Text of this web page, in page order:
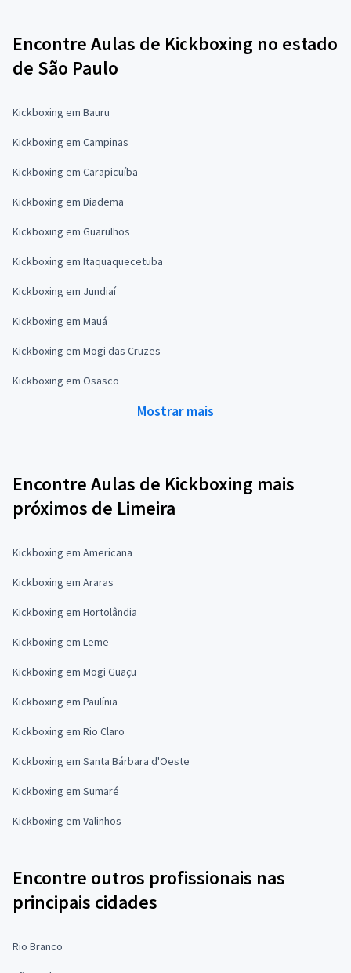
Encontre Aulas de Kickboxing no estado
de São Paulo
Kickboxing em Bauru
Kickboxing em Campinas
Kickboxing em Carapicuíba
Kickboxing em Diadema
Kickboxing em Guarulhos
Kickboxing em Itaquaquecetuba
Kickboxing em Jundiaí
Kickboxing em Mauá
Kickboxing em Mogi das Cruzes
Kickboxing em Osasco
Mostrar mais
Encontre Aulas de Kickboxing mais
próximos de Limeira
Kickboxing em Americana
Kickboxing em Araras
Kickboxing em Hortolândia
Kickboxing em Leme
Kickboxing em Mogi Guaçu
Kickboxing em Paulínia
Kickboxing em Rio Claro
Kickboxing em Santa Bárbara d'Oeste
Kickboxing em Sumaré
Kickboxing em Valinhos
Encontre outros profissionais nas
principais cidades
Rio Branco